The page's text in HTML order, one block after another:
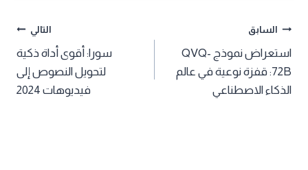
تصفّح
المقالات
السابق
استعراض نموذج QVQ-
72B: قفزة نوعية في عالم
الذكاء الاصطناعي
التالي
سورا: أقوى أداة ذكية
لتحويل النصوص إلى
فيديوهات 2024